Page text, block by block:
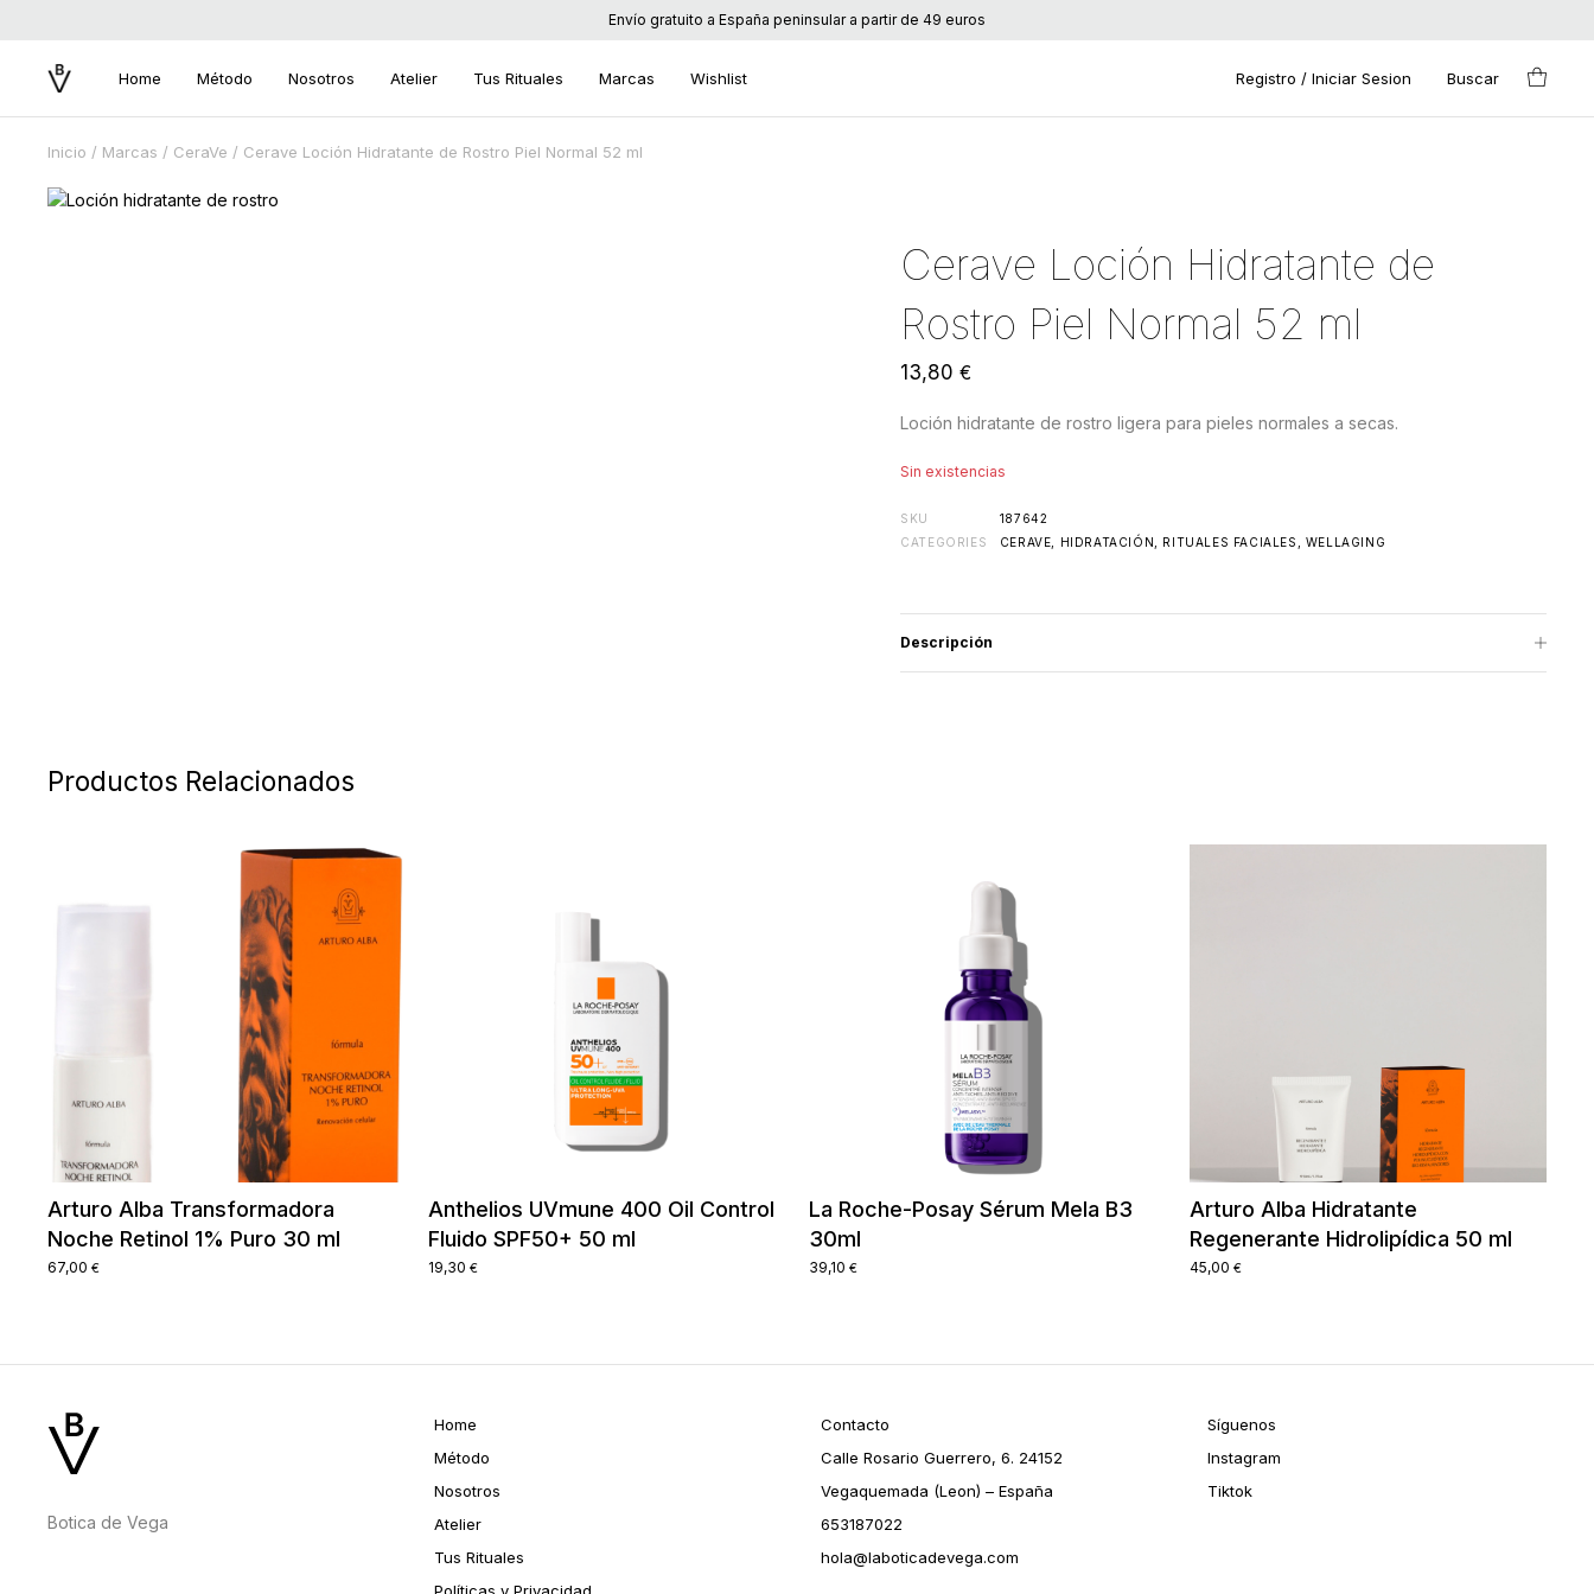
Envío gratuito a España peninsular a partir de 49 euros
Registro / Iniciar Sesion Buscar
Home Método Nosotros Atelier Tus Rituales Marcas Wishlist
Search
for:
Inicio / Marcas / CeraVe / Cerave Loción Hidratante de Rostro Piel Normal 52 ml
Cerave Loción Hidratante de
Rostro Piel Normal 52 ml
13,80€
Loción hidratante de rostro ligera para pieles normales a secas.
Sin existencias
SKU
187642
CATEGORIES
CERAVE HIDRATACIÓN RITUALES FACIALES WELLAGING
Descripción
Productos Relacionados
Arturo Alba Transformadora
Noche Retinol 1% Puro 30 ml
67,00 €
Anthelios UVmune 400 Oil Control
Fluido SPF50+ 50 ml
19,30 €
La Roche-Posay Sérum Mela B3
30ml
39,10 €
Arturo Alba Hidratante
Regenerante Hidrolipídica 50 ml
45,00 €
Botica de Vega
Home
Método
Nosotros
Atelier
Tus Rituales
Políticas y Privacidad
Contacto
Calle Rosario Guerrero, 6. 24152
Vegaquemada (Leon) – España
653187022
hola@laboticadevega.com
Síguenos
Instagram
Tiktok